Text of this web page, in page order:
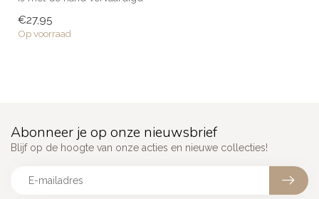
€27,95
Op voorraad
Abonneer je op onze nieuwsbrief
Blijf op de hoogte van onze acties en nieuwe collecties!